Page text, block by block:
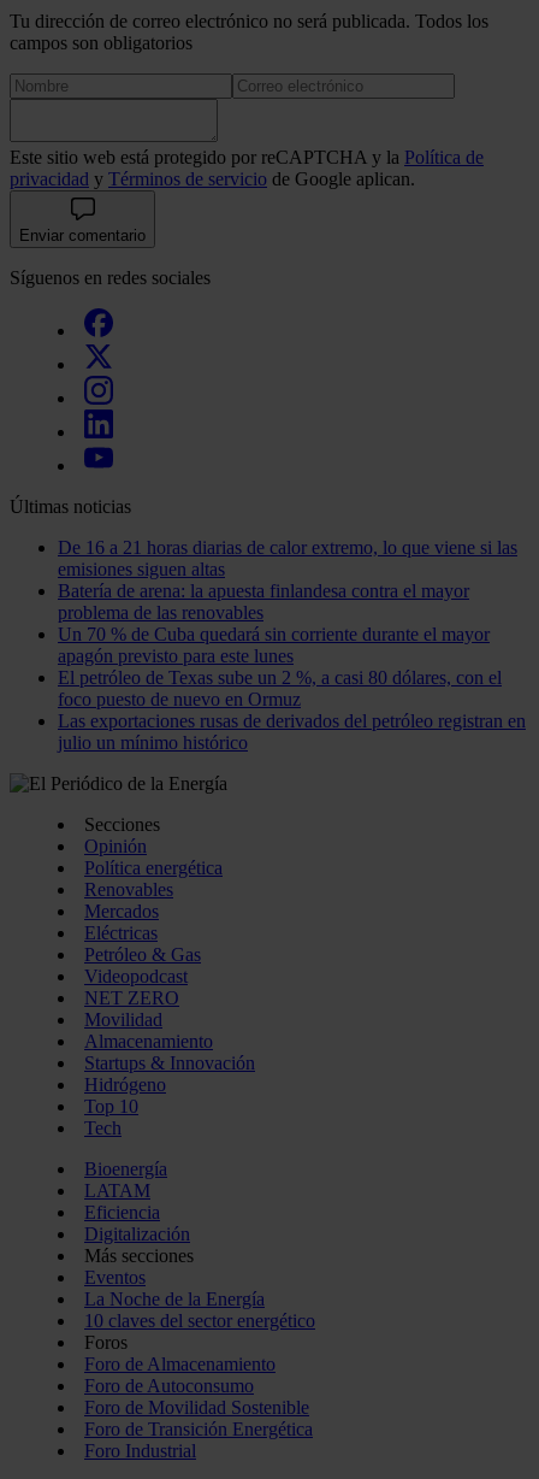
Tu dirección de correo electrónico no será publicada. Todos los
campos son obligatorios
Este sitio web está protegido por reCAPTCHA y la Política de
privacidad y Términos de servicio de Google aplican.
Enviar comentario
Síguenos en redes sociales
Últimas noticias
De 16 a 21 horas diarias de calor extremo, lo que viene si las
emisiones siguen altas
Batería de arena: la apuesta finlandesa contra el mayor
problema de las renovables
Un 70 % de Cuba quedará sin corriente durante el mayor
apagón previsto para este lunes
El petróleo de Texas sube un 2 %, a casi 80 dólares, con el
foco puesto de nuevo en Ormuz
Las exportaciones rusas de derivados del petróleo registran en
julio un mínimo histórico
Secciones
Opinión
Política energética
Renovables
Mercados
Eléctricas
Petróleo & Gas
Videopodcast
NET ZERO
Movilidad
Almacenamiento
Startups & Innovación
Hidrógeno
Top 10
Tech
Bioenergía
LATAM
Eficiencia
Digitalización
Más secciones
Eventos
La Noche de la Energía
10 claves del sector energético
Foros
Foro de Almacenamiento
Foro de Autoconsumo
Foro de Movilidad Sostenible
Foro de Transición Energética
Foro Industrial